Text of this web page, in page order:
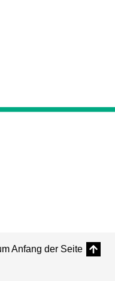
Anfang der Seite